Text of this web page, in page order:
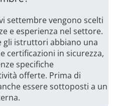
settembre vengono scelti
e esperienza nel settore.
gli istruttori abbiano una
certificazioni in sicurezza,
specifiche
offerte. Prima di
essere sottoposti a un